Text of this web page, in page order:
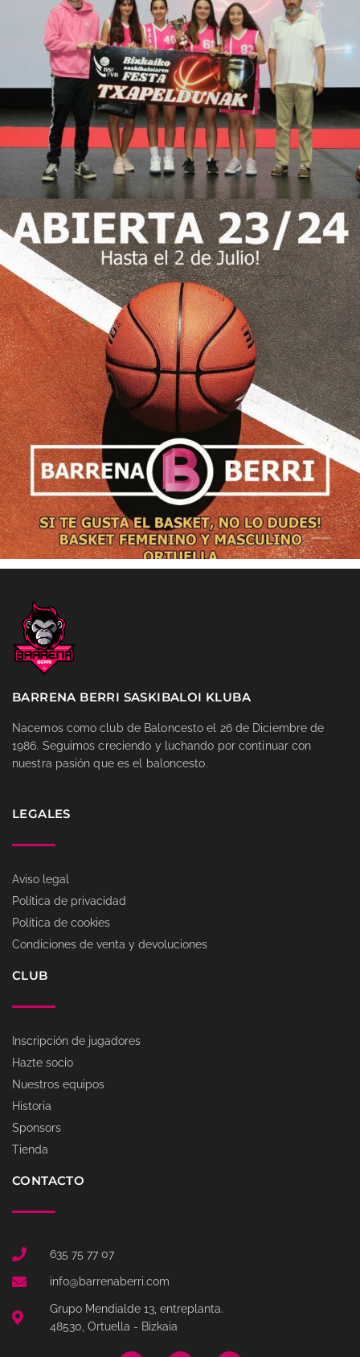
BARRENA BERRI SASKIBALOI KLUBA
Nacemos como club de Baloncesto el 26 de Diciembre de
1986. Seguimos creciendo y luchando por continuar con
nuestra pasión que es el baloncesto.
LEGALES
Aviso legal
Política de privacidad
Política de cookies
Condiciones de venta y devoluciones
CLUB
Inscripción de jugadores
Hazte socio
Nuestros equipos
Historia
Sponsors
Tienda
CONTACTO
635 75 77 07
info@barrenaberri.com
Grupo Mendialde 13, entreplanta.
48530, Ortuella - Bizkaia